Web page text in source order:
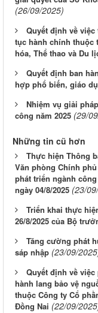
(26/09/2025)
Quyết định về
tục hành chính thuộc
hóa, Thể thao và Du
Quyết định ban
hợp phổ biến, giáo
Nhiệm vụ giải
công năm 2025 (29/
Những tin cũ hơn
Thực hiện Thông
Văn phòng Chính
phát triển ngành
ngày 04/8/2025 (23/
Triển khai thực
26/8/2025 của Bộ
Tăng cường phát
sáp nhập (23/09/
Quyết định về
hành lang bảo vệ
thuộc Công ty Cổ
Đồng Nai (22/09/